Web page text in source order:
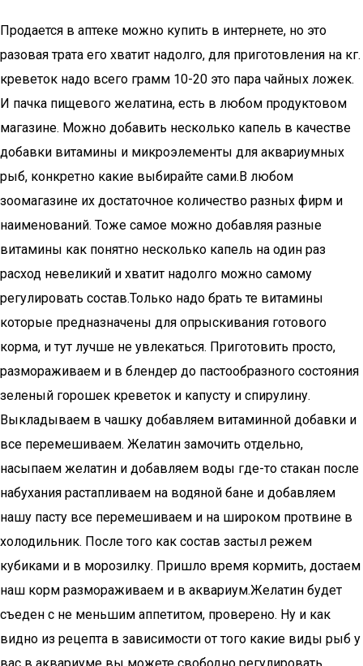
Продается в аптеке можно купить в интернете, но это
разовая трата его хватит надолго, для приготовления на кг.
креветок надо всего грамм 10-20 это пара чайных ложек.
И пачка пищевого желатина, есть в любом продуктовом
магазине. Можно добавить несколько капель в качестве
добавки витамины и микроэлементы для аквариумных
рыб, конкретно какие выбирайте сами.В любом
зоомагазине их достаточное количество разных фирм и
наименований. Тоже самое можно добавляя разные
витамины как понятно несколько капель на один раз
расход невеликий и хватит надолго можно самому
регулировать состав.Только надо брать те витамины
которые предназначены для опрыскивания готового
корма, и тут лучше не увлекаться. Приготовить просто,
размораживаем и в блендер до пастообразного состояния
зеленый горошек креветок и капусту и спирулину.
Выкладываем в чашку добавляем витаминной добавки и
все перемешиваем. Желатин замочить отдельно,
насыпаем желатин и добавляем воды где-то стакан после
набухания растапливаем на водяной бане и добавляем
нашу пасту все перемешиваем и на широком протвине в
холодильник. После того как состав застыл режем
кубиками и в морозилку. Пришло время кормить, достаем
наш корм размораживаем и в аквариум.Желатин будет
съеден с не меньшим аппетитом, проверено. Ну и как
видно из рецепта в зависимости от того какие виды рыб у